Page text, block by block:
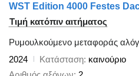
WST Edition 4000 Festes
Τιμή κατόπιν αιτήματος
Ρυμουλκούμενο μεταφοράς
2024
Κατάσταση καινούριο